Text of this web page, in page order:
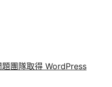
題團隊取得 WordPress